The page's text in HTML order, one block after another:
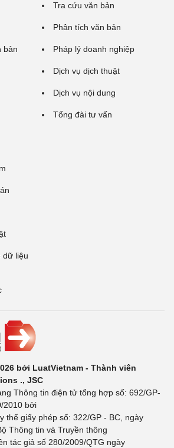
bản
Tra cứu văn bản
Phân tích văn bản
Pháp lý doanh nghiệp
Dịch vụ dịch thuật
Dịch vụ nội dung
Tổng đài tư vấn
dữ liệu
bởi LuatVietnam - Thành viên
., JSC
Thông tin điện tử tổng hợp số: 692/GP-
2010 bởi
thế giấy phép số: 322/GP - BC, ngày
Thông tin và Truyền thông
tác giả số 280/2009/QTG ngày